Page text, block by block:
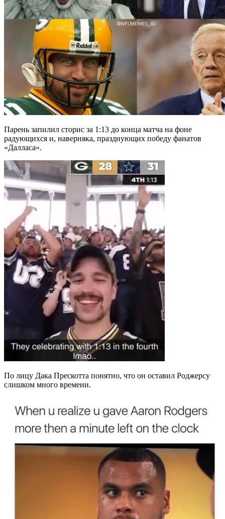
Парень запилил сторис за 1:13 до конца матча на фоне
радующихся и, наверняка, празднующих победу фанатов
«Далласа».
По лицу Дака Прескотта понятно, что он оставил Роджерсу
слишком много времени.